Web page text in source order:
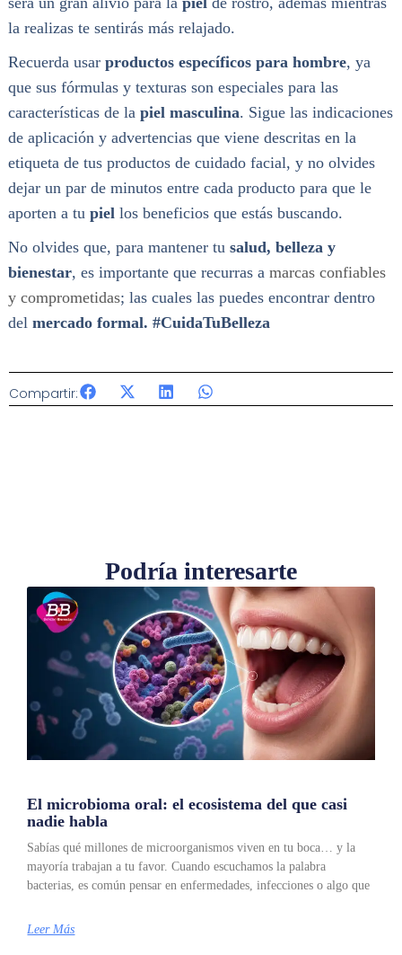
la realizas te sentirás más relajado.
Recuerda usar productos específicos para hombre, ya
que sus fórmulas y texturas son especiales para las
características de la piel masculina. Sigue las indicaciones
de aplicación y advertencias que viene descritas en la
etiqueta de tus productos de cuidado facial, y no olvides
dejar un par de minutos entre cada producto para que le
aporten a tu piel los beneficios que estás buscando.
No olvides que, para mantener tu salud, belleza y
bienestar, es importante que recurras a marcas confiables
y comprometidas; las cuales las puedes encontrar dentro
del mercado formal. #CuidaTuBelleza
Compartir:
Podría interesarte
El microbioma oral: el ecosistema del que casi
nadie habla
Sabías qué millones de microorganismos viven en tu boca… y la
mayoría trabajan a tu favor. Cuando escuchamos la palabra
bacterias, es común pensar en enfermedades, infecciones o algo que
Leer Más